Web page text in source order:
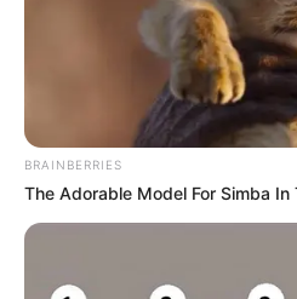
BRAINBERRIES
The Adorable Model For Simba In